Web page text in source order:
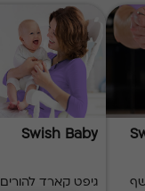
Swish Baby
גיפט קארד להורים